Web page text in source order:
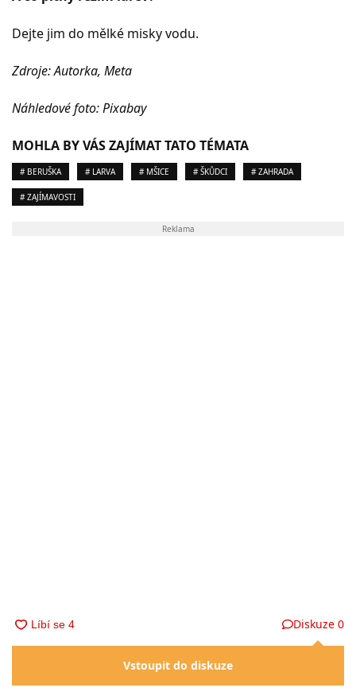
Dejte jim do mělké misky vodu.
Zdroje: Autorka, Meta
Náhledové foto: Pixabay
MOHLA BY VÁS ZAJÍMAT TATO TÉMATA
# BERUŠKA # LARVA # MŠICE # ŠKŮDCI # ZAHRADA
# ZAJÍMAVOSTI
Reklama
Diskuze 0
Vstoupit do diskuze